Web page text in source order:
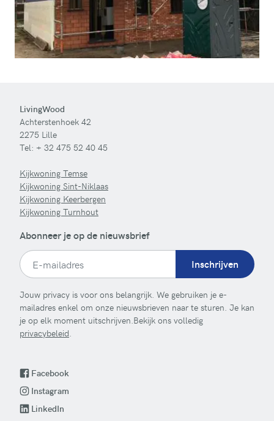
LivingWood
Achterstenhoek 42
2275 Lille
Tel: + 32 475 52 40 45
Kijkwoning Temse
Kijkwoning Sint-Niklaas
Kijkwoning Keerbergen
Kijkwoning Turnhout
Abonneer je op de nieuwsbrief
Inschrijven
Jouw privacy is voor ons belangrijk. We gebruiken je e-
mailadres enkel om onze nieuwsbrieven naar te sturen. Je kan
je op elk moment uitschrijven.Bekijk ons volledig
privacybeleid.
Facebook
Instagram
LinkedIn